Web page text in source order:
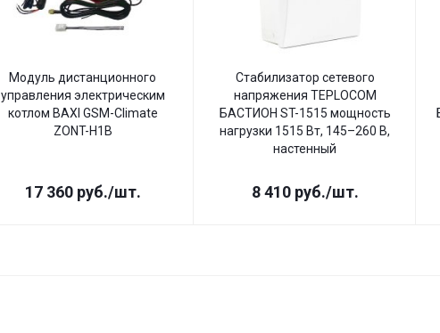
Модуль дистанционного
управления электрическим
котлом BAXI GSM-Climate
ZONT-H1B
17 360руб./шт.
Стабилизатор сетевого
напряжения TEPLOCOM
БАСТИОН ST-1515 мощность
нагрузки 1515 Вт, 145–260 В,
настенный
8 410руб./шт.